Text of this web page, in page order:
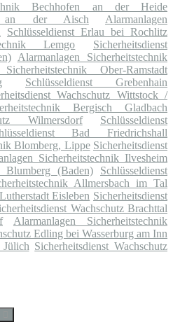
Bechhofen an der Heide
an der Aisch
Alarmanlagen
Schlüsseldienst Erlau bei Rochlitz
Lemgo
Sicherheitsdienst
Alarmanlagen Sicherheitstechnik
Ober-Ramstadt
Schlüsseldienst Grebenhain
Wachschutz Wittstock /
Bergisch Gladbach
Wilmersdorf
Schlüsseldienst
Bad Friedrichshall
Blomberg, Lippe Sicherheitsdienst
Sicherheitstechnik Ilvesheim
Blumberg (Baden)
Schlüsseldienst
Allmersbach im Tal
Eisleben Sicherheitsdienst
Wachschutz Brachttal
Alarmanlagen Sicherheitstechnik
Edling bei Wasserburg am Inn
Jülich Sicherheitsdienst Wachschutz